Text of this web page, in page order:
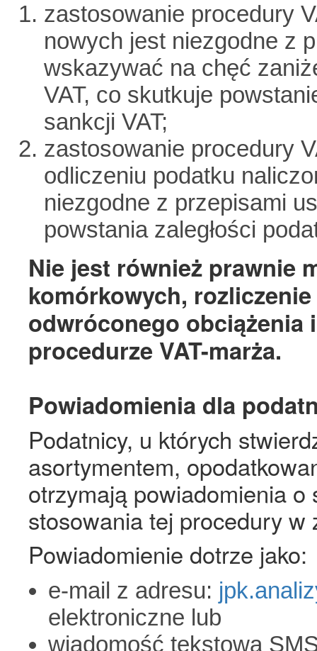
zastosowanie procedury
nowych jest niezgodne z
wskazywać na chęć
VAT, co skutkuje
sankcji VAT;
zastosowanie procedury
odliczeniu podatku
niezgodne z przepisami
powstania zaległości
Nie jest również prawnie
komórkowych,
odwróconego obciążenia
procedurze VAT-marża.
Powiadomienia dla
Podatnicy, u których
asortymentem,
otrzymają powiadomienia
stosowania tej procedury
Powiadomienie dotrze jako:
e-mail z adresu:
elektroniczne lub
wiadomość tekstowa